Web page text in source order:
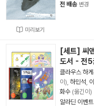
미리보기
전 배송 변경
[세트] 씨
도서 - 전5
클라우스 하
이), 하민석
화수 (옮긴이)
알라딘 이벤트